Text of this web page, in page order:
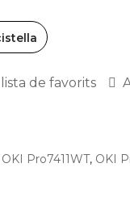
de favorits
OKI Pro7411WT, OKI